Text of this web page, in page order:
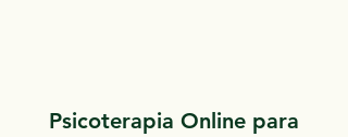
Psicoterapia Online para